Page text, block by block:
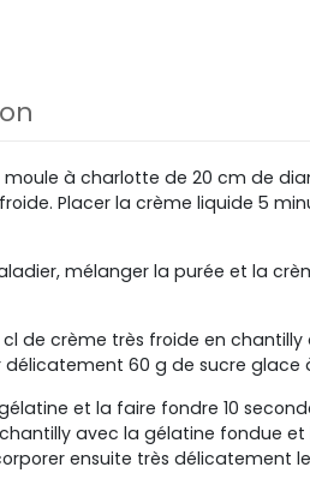
moule à charlotte de 20 cm de
Placer la crème liquide 5
mélanger la purée et la
de crème très froide en
délicatement 60 g de sucre glace
et la faire fondre 10
avec la gélatine fondue
ensuite très délicatement